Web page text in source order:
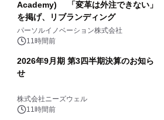
Academy) 「変革は外注できない」
を掲げ、リブランディング
パーソルイノベーション株式会社
11時間前
2026年9月期 第3四半期決算のお知ら
せ
株式会社ニーズウェル
11時間前